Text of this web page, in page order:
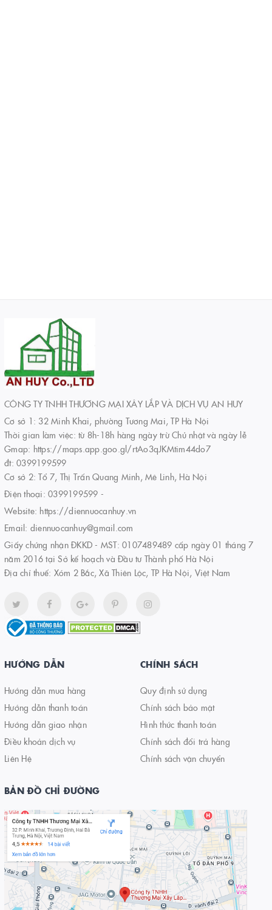
CÔNG TY TNHH THƯƠNG MẠI XÂY LẮP VÀ DỊCH VỤ AN HUY
Cơ sở 1: 32 Minh Khai, phường Tương Mai, TP Hà Nội
Thời gian làm việc: từ 8h-18h hàng ngày trừ Chủ nhật và ngày lễ
Gmap: https://maps.app.goo.gl/rtAo3qJKMtim44do7
đt: 0399199599
Cơ sở 2: Tổ 7, Thị Trấn Quang Minh, Mê Linh, Hà Nội
Điện thoại: 0399199599 -
Website: https://diennuocanhuy.vn
Email: diennuocanhuy@gmail.com
Giấy chứng nhận ĐKKD - MST: 0107489489 cấp ngày 01 tháng 7
năm 2016 tại Sở kế hoạch và Đầu tư Thành phố Hà Nội
Địa chỉ thuế: Xóm 2 Bắc, Xã Thiên Lộc, TP Hà Nội, Việt Nam
HƯỚNG DẪN
Hướng dẫn mua hàng
Hướng dẫn thanh toán
Hướng dẫn giao nhận
Điều khoản dịch vụ
Liên Hệ
CHÍNH SÁCH
Quy định sử dụng
Chính sách bảo mật
Hình thức thanh toán
Chính sách đổi trả hàng
Chính sách vận chuyển
BẢN ĐỒ CHỈ ĐƯỜNG